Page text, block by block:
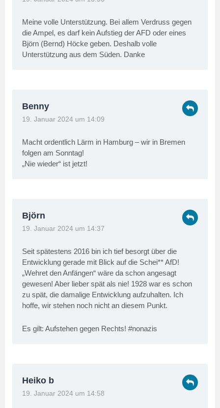
Meine volle Unterstützung. Bei allem Verdruss gegen
die Ampel, es darf kein Aufstieg der AFD oder eines
Björn (Bernd) Höcke geben. Deshalb volle
Unterstützung aus dem Süden. Danke
Benny
19. Januar 2024 um 14:09
Macht ordentlich Lärm in Hamburg – wir in Bremen
folgen am Sonntag!
„Nie wieder“ ist jetzt!
Björn
19. Januar 2024 um 14:37
Seit spätestens 2016 bin ich tief besorgt über die
Entwicklung gerade mit Blick auf die Schei** AfD!
„Wehret den Anfängen“ wäre da schon angesagt
gewesen! Aber lieber spät als nie! 1928 war es schon
zu spät, die damalige Entwicklung aufzuhalten. Ich
hoffe, wir stehen noch nicht an diesem Punkt.
Es gilt: Aufstehen gegen Rechts! #nonazis
Heiko b
19. Januar 2024 um 14:58